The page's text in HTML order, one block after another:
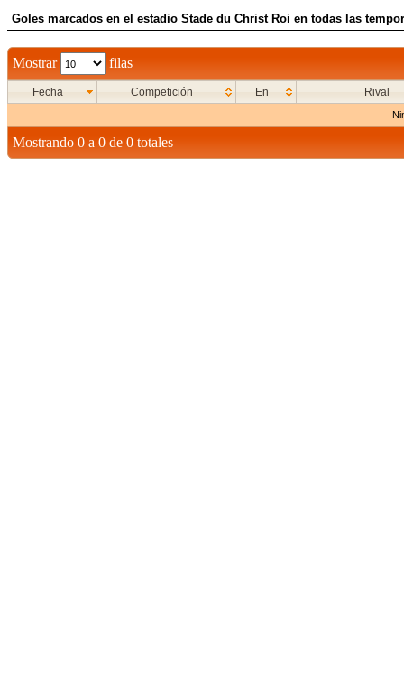
Goles marcados en el estadio Stade du Christ Roi en todas las
Mostrar filas
Fecha Competición En Rival
Mostrando 0 a 0 de 0 totales